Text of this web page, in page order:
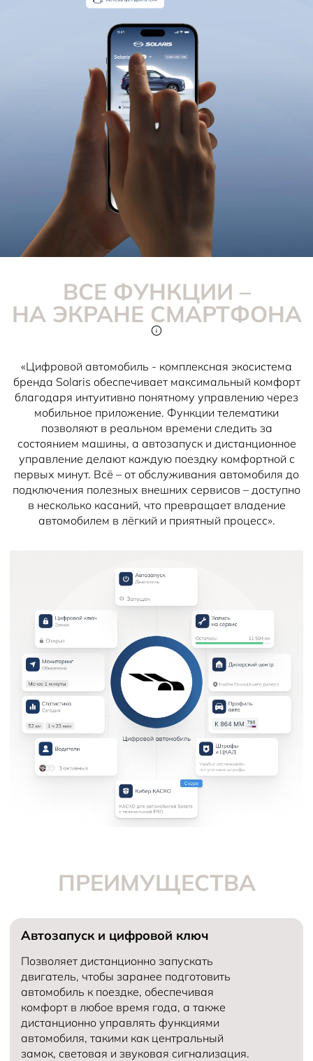
Новости
ВСЕ ФУНКЦИИ –
НА ЭКРАНЕ СМАРТФОНА
«Цифровой автомобиль - комплексная экосистема
бренда Solaris обеспечивает максимальный комфорт
благодаря интуитивно понятному управлению через
мобильное приложение. Функции телематики
позволяют в реальном времени следить за
состоянием машины, а автозапуск и дистанционное
управление делают каждую поездку комфортной с
первых минут. Всё – от обслуживания автомобиля до
подключения полезных внешних сервисов – доступно
в несколько касаний, что превращает владение
автомобилем в лёгкий и приятный процесс».
ПРЕИМУЩЕСТВА
Автозапуск и цифровой ключ
Позволяет дистанционно запускать
двигатель, чтобы заранее подготовить
автомобиль к поездке, обеспечивая
комфорт в любое время года, а также
дистанционно управлять функциями
автомобиля, такими как центральный
замок, световая и звуковая сигнализация.